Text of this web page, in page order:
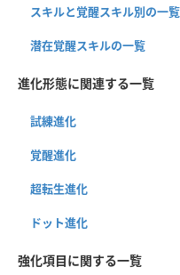
スキルと覚醒スキル別の一覧
潜在覚醒スキルの一覧
進化形態に関連する一覧
試練進化
覚醒進化
超転生進化
ドット進化
強化項目に関する一覧